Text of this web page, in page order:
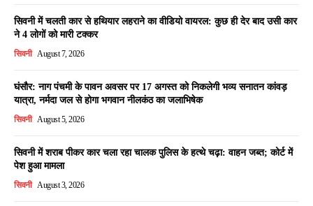
सिवनी में चलती कार से हथियार लहराने का वीडियो वायरल: कुछ ही देर बाद उसी कार
ने 4 लोगों को मारी टक्कर
सिवनी August 7, 2026
घंसौर: नाग पंचमी के पावन अवसर पर 17 अगस्त को निकलेगी भव्य सनातन कांवड़
यात्रा, नर्मदा जल से होगा भगवान नीलकंठ का जलाभिषेक
सिवनी August 5, 2026
सिवनी में शराब पीकर कार चला रहा चालक पुलिस के हत्थे चढ़ा: वाहन जब्त; कोर्ट में
पेश हुआ मामला
सिवनी August 3, 2026